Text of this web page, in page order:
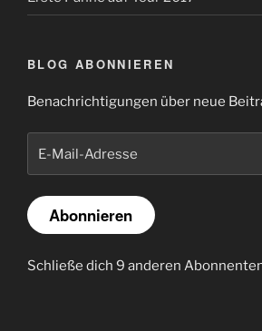
BLOG ABONNIEREN
Benachrichtigungen über neue
Mail-
Abonnieren
Schließe dich 9 anderen